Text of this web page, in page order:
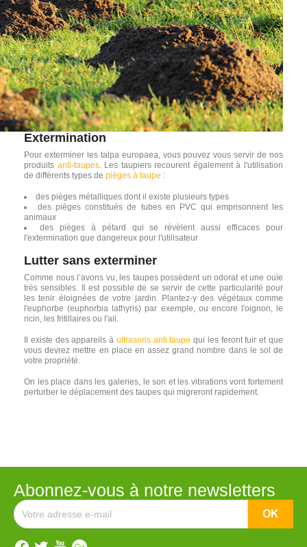
Extermination
Pour exterminer les talpa europaea, vous pouvez vous servir de nos
produits anti-taupes. Les taupiers recourent également à l'utilisation
de différents types de pièges à taupe :
des pièges métalliques dont il existe plusieurs types
des pièges constitués de tubes en PVC qui emprisonnent les
animaux
des pièges à pétard qui se révèlent aussi efficaces pour
l'extermination que dangereux pour l'utilisateur
Lutter sans exterminer
Comme nous l’avons vu, les taupes possèdent un odorat et une ouïe
très sensibles. Il est possible de se servir de cette particularité pour
les tenir éloignées de votre jardin. Plantez-y des végétaux comme
l'euphorbe (euphorbia lathyris) par exemple, ou encore l'oignon, le
ricin, les fritillaires ou l'ail.
Il existe des appareils à ultrasons anti taupe qui les feront fuir et que
vous devrez mettre en place en assez grand nombre dans le sol de
votre propriété.
On les place dans les galeries, le son et les vibrations vont fortement
perturber le déplacement des taupes qui migreront rapidement.
Abonnez-vous à notre newsletters